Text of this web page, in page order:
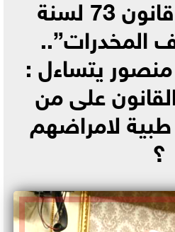
اول رد على قانون 73 لسنة
المخدرات”..
منصور يتساءل :
على من
طبية لامراضهم
؟